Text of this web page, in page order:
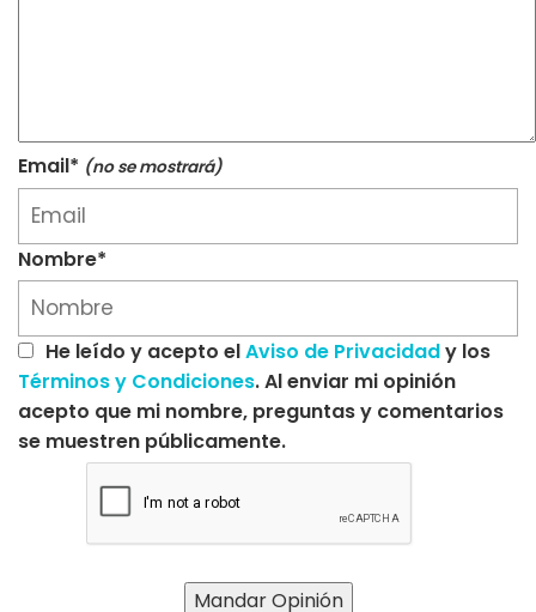
Email* (no se mostrará)
Nombre*
He leído y acepto elAviso de Privacidady los
Términos y Condiciones. Al enviar mi opinión
acepto que mi nombre, preguntas y comentarios
se muestren públicamente.
Mandar Opinión